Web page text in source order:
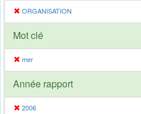
ORGANISATION
Mot clé
mer
Année rapport
2006